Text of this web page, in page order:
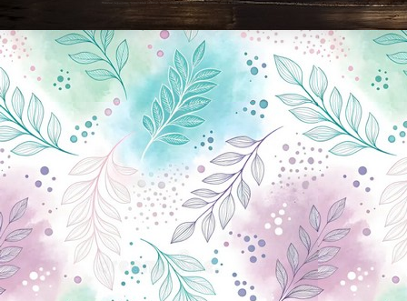
Новини Чернігова, Чернігівські новини, Чернігівський формат, новини Чернігова, події в Чернігові: політика, економіка, аналітика, культура, відеоновини, екологія, спортивний Чернігів, туризм, Чернігів